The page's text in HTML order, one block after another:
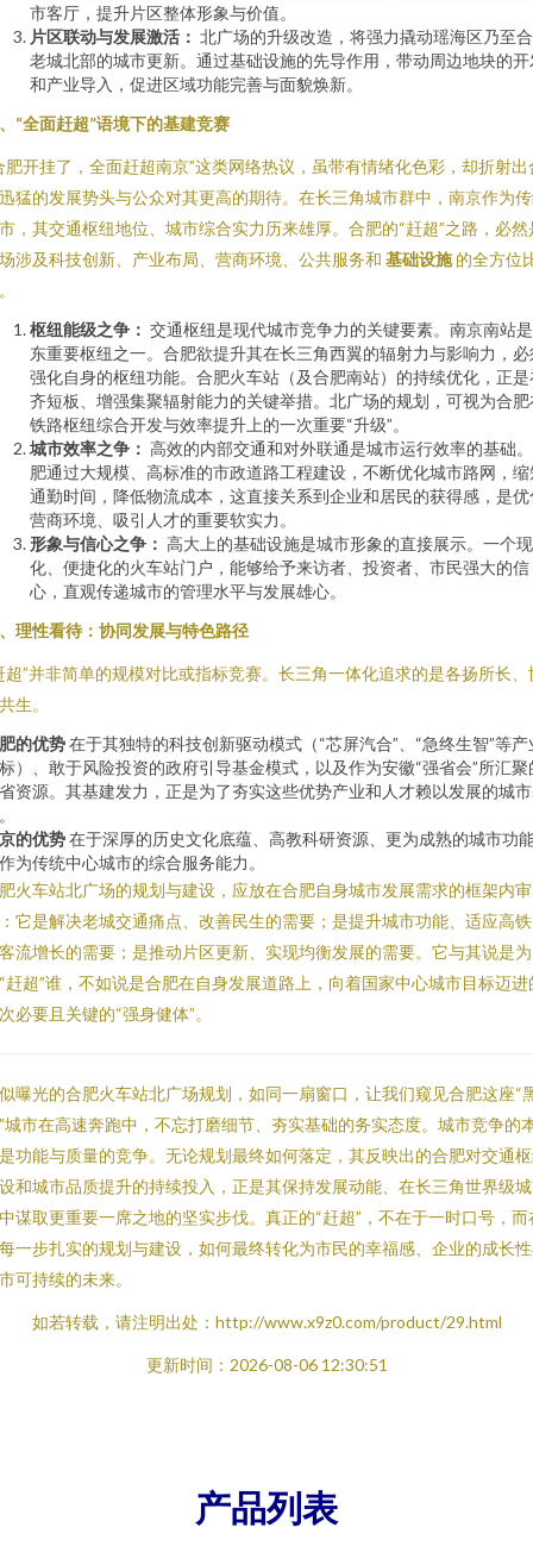
市客厅，提升片区整体形象与价值。
片区联动与发展激活： 北广场的升级改造，将强力撬动瑶海区乃至
老城北部的城市更新。通过基础设施的先导作用，带动周边地块的开
和产业导入，促进区域功能完善与面貌焕新。
“全面赶超”语境下的基建竞赛
肥开挂了，全面赶超南京”这类网络热议，虽带有情绪化色彩，却折射出
猛的发展势头与公众对其更高的期待。在长三角城市群中，南京作为
，其交通枢纽地位、城市综合实力历来雄厚。合肥的“赶超”之路，必然
涉及科技创新、产业布局、营商环境、公共服务和 基础设施的全方位
枢纽能级之争： 交通枢纽是现代城市竞争力的关键要素。南京南站
东重要枢纽之一。合肥欲提升其在长三角西翼的辐射力与影响力，必
强化自身的枢纽功能。合肥火车站（及合肥南站）的持续优化，正是
齐短板、增强集聚辐射能力的关键举措。北广场的规划，可视为合肥
铁路枢纽综合开发与效率提升上的一次重要“升级”。
城市效率之争： 高效的内部交通和对外联通是城市运行效率的基础
肥通过大规模、高标准的市政道路工程建设，不断优化城市路网，缩
通勤时间，降低物流成本，这直接关系到企业和居民的获得感，是优
营商环境、吸引人才的重要软实力。
形象与信心之争： 高大上的基础设施是城市形象的直接展示。一个
化、便捷化的火车站门户，能够给予来访者、投资者、市民强大的信
心，直观传递城市的管理水平与发展雄心。
理性看待：协同发展与特色路径
超”并非简单的规模对比或指标竞赛。长三角一体化追求的是各扬所长、
生。
的优势在于其独特的科技创新驱动模式（“芯屏汽合”、“急终生智”等产
）、敢于风险投资的政府引导基金模式，以及作为安徽“强省会”所汇聚
资源。其基建发力，正是为了夯实这些优势产业和人才赖以发展的城
的优势在于深厚的历史文化底蕴、高教科研资源、更为成熟的城市功
为传统中心城市的综合服务能力。
火车站北广场的规划与建设，应放在合肥自身城市发展需求的框架内审
它是解决老城交通痛点、改善民生的需要；是提升城市功能、适应高
流增长的需要；是推动片区更新、实现均衡发展的需要。它与其说是为
赶超”谁，不如说是合肥在自身发展道路上，向着国家中心城市目标迈进
必要且关键的“强身健体”。
曝光的合肥火车站北广场规划，如同一扇窗口，让我们窥见合肥这座“
城市在高速奔跑中，不忘打磨细节、夯实基础的务实态度。城市竞争的
功能与质量的竞争。无论规划最终如何落定，其反映出的合肥对交通
和城市品质提升的持续投入，正是其保持发展动能、在长三角世界级
谋取更重要一席之地的坚实步伐。真正的“赶超”，不在于一时口号，而
一步扎实的规划与建设，如何最终转化为市民的幸福感、企业的成长
可持续的未来。
如若转载，请注明出处：http://www.x9z0.com/product/29.html
更新时间：2026-08-06 12:30:51
产品列表